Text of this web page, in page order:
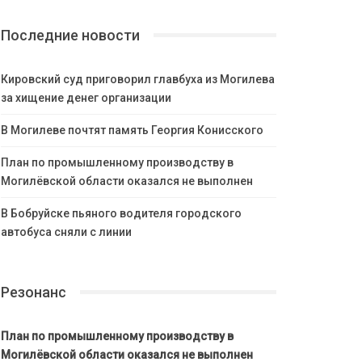
Последние новости
Кировский суд приговорил главбуха из Могилева
за хищение денег организации
В Могилеве почтят память Георгия Конисского
План по промышленному производству в
Могилёвской области оказался не выполнен
В Бобруйске пьяного водителя городского
автобуса сняли с линии
Резонанс
План по промышленному производству в
Могилёвской области оказался не выполнен